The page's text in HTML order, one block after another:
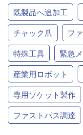
既製品へ追加工
チャック爪
フ
特殊工具
緊急
産業用ロボット
専用ソケット製作
ファストパス調達